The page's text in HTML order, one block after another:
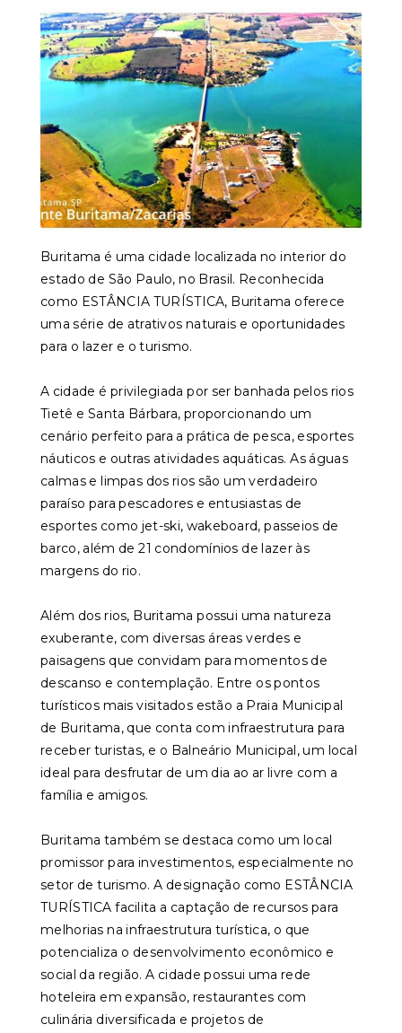
Buritama é uma cidade localizada no interior do
estado de São Paulo, no Brasil. Reconhecida
como ESTÂNCIA TURÍSTICA, Buritama oferece
uma série de atrativos naturais e oportunidades
para o lazer e o turismo.
A cidade é privilegiada por ser banhada pelos rios
Tietê e Santa Bárbara, proporcionando um
cenário perfeito para a prática de pesca, esportes
náuticos e outras atividades aquáticas. As águas
calmas e limpas dos rios são um verdadeiro
paraíso para pescadores e entusiastas de
esportes como jet-ski, wakeboard, passeios de
barco, além de 21 condomínios de lazer às
margens do rio.
Além dos rios, Buritama possui uma natureza
exuberante, com diversas áreas verdes e
paisagens que convidam para momentos de
descanso e contemplação. Entre os pontos
turísticos mais visitados estão a Praia Municipal
de Buritama, que conta com infraestrutura para
receber turistas, e o Balneário Municipal, um local
ideal para desfrutar de um dia ao ar livre com a
família e amigos.
Buritama também se destaca como um local
promissor para investimentos, especialmente no
setor de turismo. A designação como ESTÂNCIA
TURÍSTICA facilita a captação de recursos para
melhorias na infraestrutura turística, o que
potencializa o desenvolvimento econômico e
social da região. A cidade possui uma rede
hoteleira em expansão, restaurantes com
culinária diversificada e projetos de